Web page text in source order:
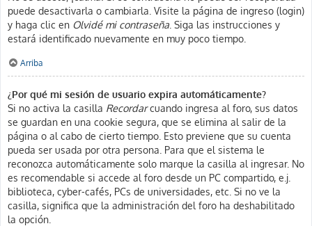
puede desactivarla o cambiarla. Visite la página de ingreso (login)
y haga clic en Olvidé mi contraseña . Siga las instrucciones y
estará identificado nuevamente en muy poco tiempo.
Arriba
¿Por qué mi sesión de usuario expira automáticamente?
Si no activa la casilla Recordarcuando ingresa al foro, sus datos
se guardan en una cookie segura, que se elimina al salir de la
página o al cabo de cierto tiempo. Esto previene que su cuenta
pueda ser usada por otra persona. Para que el sistema le
reconozca automáticamente solo marque la casilla al ingresar. No
es recomendable si accede al foro desde un PC compartido, e.j.
biblioteca, cyber-cafés, PCs de universidades, etc. Si no ve la
casilla, significa que la administración del foro ha deshabilitado
la opción.